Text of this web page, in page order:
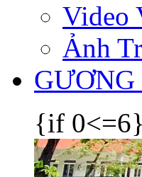
Video
Ảnh
{if 0<=6}